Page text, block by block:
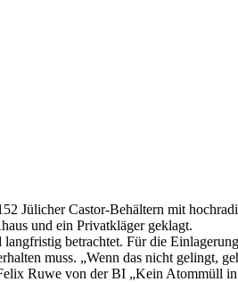
Jülicher Castor-Behältern mit
und ein Privatkläger geklagt.
betrachtet. Für die
muss. „Wenn das nicht gelingt,
Ruwe von der BI „Kein Atommüll